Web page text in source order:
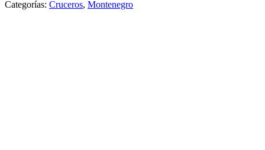
Categorías: Cruceros, Montenegro